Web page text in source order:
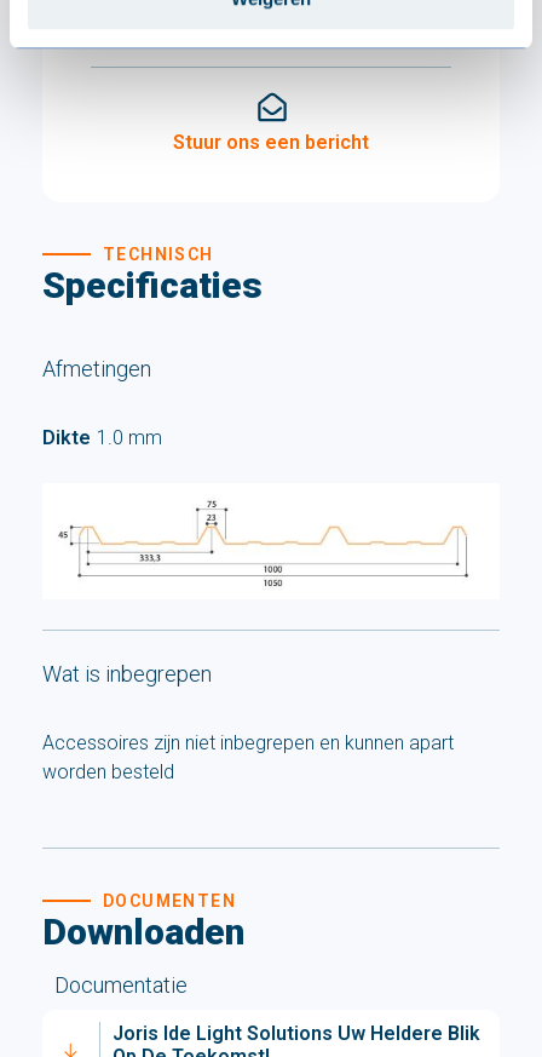
Stuur ons een bericht
Specificaties
TECHNISCH
Afmetingen
Dikte 1.0 mm
Wat is inbegrepen
Accessoires zijn niet inbegrepen en kunnen apart
worden besteld
Downloaden
DOCUMENTEN
Documentatie
Joris Ide Light Solutions Uw Heldere Blik